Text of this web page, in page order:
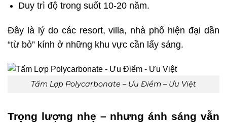
Duy trì độ trong suốt 10-20 năm.
Đây là lý do các resort, villa, nhà phố hiện đại dần
“từ bỏ” kính ở những khu vực cần lấy sáng.
Tấm Lợp Polycarbonate – Ưu Điểm – Ưu Việt
Trọng lượng nhẹ – nhưng ánh sáng vẫn